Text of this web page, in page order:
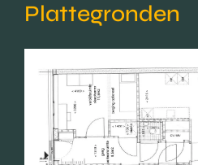
Plattegronden